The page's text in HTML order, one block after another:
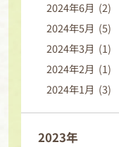
2024年6月 (2)
2024年5月 (5)
2024年3月 (1)
2024年2月 (1)
2024年1月 (3)
2023年